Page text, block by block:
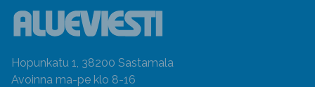
Hopunkatu 1, 38200 Sastamala
Avoinna ma-pe klo 8-16